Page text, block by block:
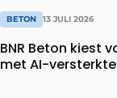
BETON 13 JULI 2026
BNR Beton kiest
met AI-